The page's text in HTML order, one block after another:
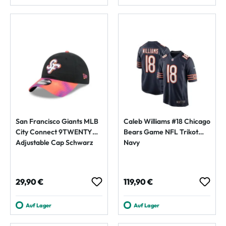
San Francisco Giants MLB
City Connect 9TWENTY
Adjustable Cap Schwarz
Regulärer Preis:
29,90 €
Auf Lager
Caleb Williams #18 Chicago
Bears Game NFL Trikot
Navy
Regulärer Preis:
119,90 €
Auf Lager